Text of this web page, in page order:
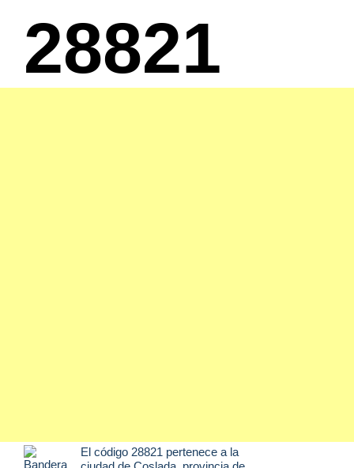
28821
El código 28821 pertenece a la